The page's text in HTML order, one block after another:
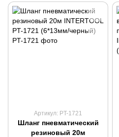
Артикул: PT-1721
Шланг пневматический
резиновый 20м